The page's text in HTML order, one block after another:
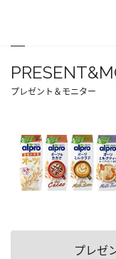
プレゼント＆モニター
プレゼ